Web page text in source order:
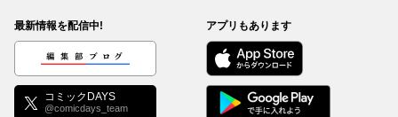
最新情報を配信中!
編集部ブログ
コミックDAYS
@comicdays_team
アプリもあります